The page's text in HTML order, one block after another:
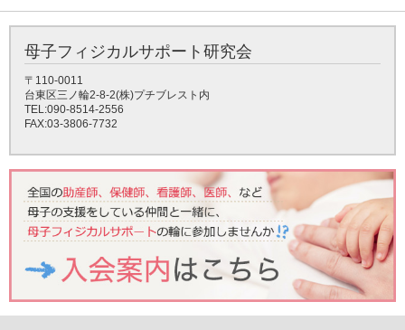
母子フィジカルサポート研究会
〒110-0011
台東区三ノ輪2-8-2(株)プチブレスト内
TEL:090-8514-2556
FAX:03-3806-7732